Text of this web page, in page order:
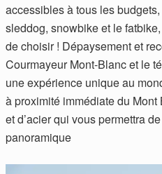
accessibles à tous les
sleddog, snowbike et le
de choisir ! Dépaysement et
Courmayeur Mont-Blanc et le
une expérience unique au
à proximité immédiate du
et d’acier qui vous permettra
panoramique